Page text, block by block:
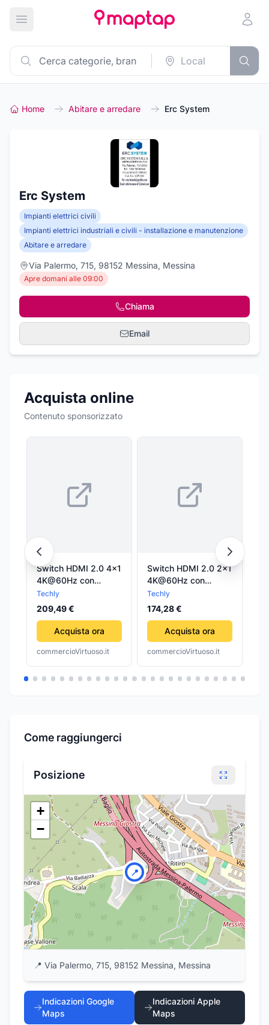
Apri menu principale
Home Abitare e arredare Erc System
Erc System
Impianti elettrici civili
Impianti elettrici industriali e civili - installazione e manutenzione
Abitare e arredare
Via Palermo, 715, 98152 Messina, Messina
Apre domani alle 09:00
Chiama
Email
Acquista online
Contenuto sponsorizzato
Switch HDMI 2.0 4x1
4K@60Hz con
Splitter Audio
eARC/ARC per
Soundbar
Techly
209,49 €
Acquista ora
commercioVirtuoso.it
Switch HDMI 2.0 2x1
4K@60Hz con
Splitter Audio
eARC/ARC per
Soundbar
Techly
174,28 €
Acquista ora
commercioVirtuoso.it
Come raggiungerci
Posizione
📍
+
−
📍 Via Palermo, 715, 98152 Messina, Messina
Indicazioni Google
Maps
Indicazioni Apple
Maps